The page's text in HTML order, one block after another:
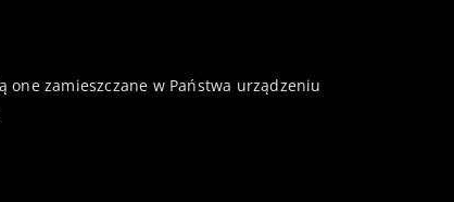
zamieszczane w Państwa urządzeniu